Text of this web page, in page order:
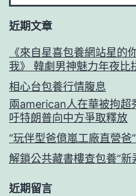
近期文章
《來自星喜包養網站星的
我》 韓劇男神魅力年夜比
相心台包養行情腹息
兩american人在華被拘超
吁特朗普向中方爭取釋放
“玩伴型爸億嵐工廠直營
解鎖公共藏書樓查包養“新
近期留言